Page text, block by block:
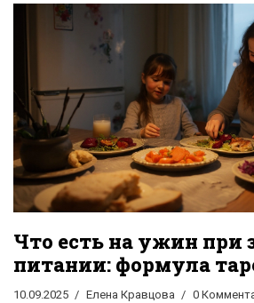
Что есть на ужин при
питании: формула
быстрые идеи и чек-
10.09.2025 Елена Кравцова 0